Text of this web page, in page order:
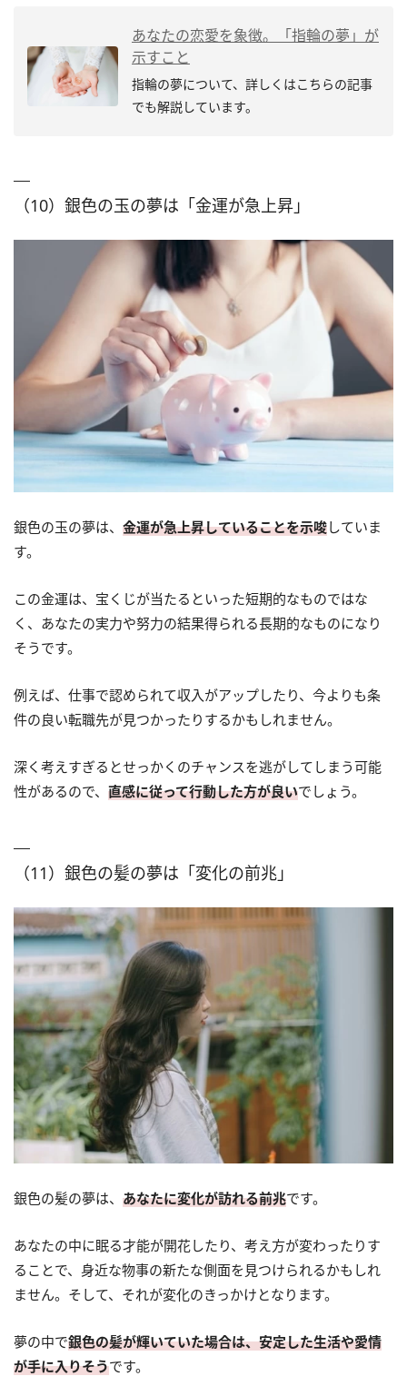
あなたの恋愛を象徴。「指輪の夢」が
示すこと
指輪の夢について、詳しくはこちらの記事
でも解説しています。
（10）銀色の玉の夢は「金運が急上昇」
銀色の玉の夢は、 金運が急上昇していることを示唆していま
す。
この金運は、宝くじが当たるといった短期的なものではな
く、あなたの実力や努力の結果得られる長期的なものになり
そうです。
例えば、仕事で認められて収入がアップしたり、今よりも条
件の良い転職先が見つかったりするかもしれません。
深く考えすぎるとせっかくのチャンスを逃がしてしまう可能
性があるので、 直感に従って行動した方が良いでしょう。
（11）銀色の髪の夢は「変化の前兆」
銀色の髪の夢は、 あなたに変化が訪れる前兆です。
あなたの中に眠る才能が開花したり、考え方が変わったりす
ることで、身近な物事の新たな側面を見つけられるかもしれ
ません。そして、それが変化のきっかけとなります。
夢の中で銀色の髪が輝いていた場合は、安定した生活や愛情
が手に入りそうです。